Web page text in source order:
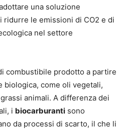
una soluzione
le emissioni di CO2 e di
nel settore
combustibile prodotto a partire
biologica, come oli vegetali,
animali. A differenza dei
i biocarburanti sono
da processi di scarto, il che li